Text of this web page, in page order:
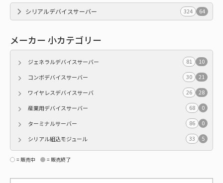
シリアルデバイスサーバー 324 64
メーカー 小カテゴリー
ジェネラルデバイスサーバー 81
10
コンボデバイスサーバー
30
21
ワイヤレスデバイスサーバ
26
28
産業用デバイスサーバー
68
0
ターミナルサーバー
86
0
シリアル組込モジュール
33 5
= 販売中 = 販売終了